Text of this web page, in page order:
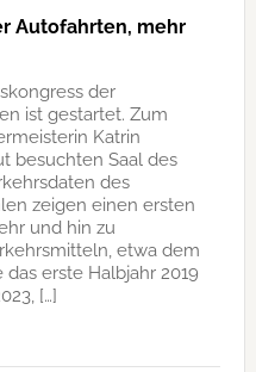
Autofahrten, mehr
der
ist gestartet. Zum
Katrin
besuchten Saal des
des
zeigen einen ersten
und hin zu
etwa dem
erste Halbjahr 2019
[…]